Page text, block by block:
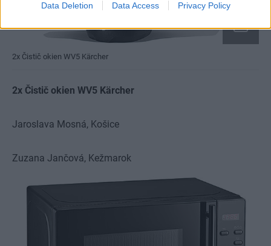
Data Deletion Data Access Privacy Policy
2x Čistič okien WV5 Kärcher
2x Čistič okien WV5 Kärcher
Jaroslava Mosná, Košice
Zuzana Jančová, Kežmarok